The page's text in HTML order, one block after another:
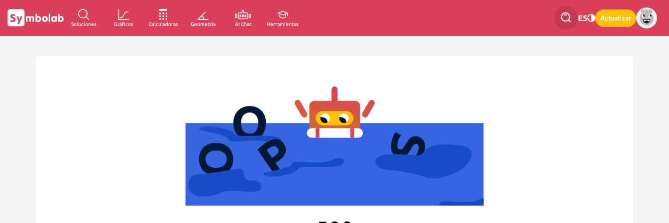
Soluciones Gráficos Calculadoras Geometría AI Chat Herramientas
ES Actualizar